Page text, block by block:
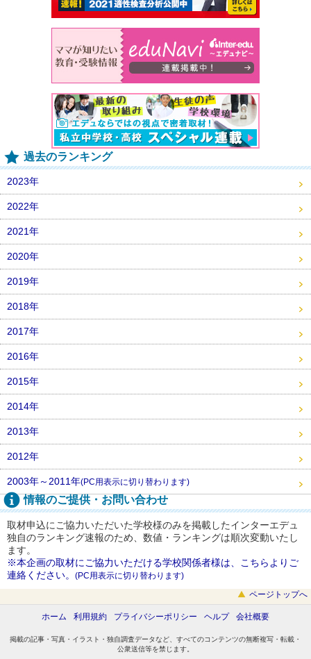
過去のランキング
2023年
2022年
2021年
2020年
2019年
2018年
2017年
2016年
2015年
2014年
2013年
2012年
2003年～2011年(PC用表示に切り替わります)
情報のご提供・お問い合わせ
取材申込にご協力いただいた学校様のみを掲載したインターエデュ
独自のランキング速報のため、数値・ランキングは順次変動いたし
ます。
※本企画の取材にご協力いただける学校関係者様は、こちらよりご
連絡ください。 (PC用表示に切り替わります)
ページトップへ
ホーム 利用規約 プライバシーポリシー ヘルプ 会社概要
掲載の記事・写真・イラスト・独自調査データなど、すべてのコンテンツの無断複写・転載・
公衆送信等を禁じます。